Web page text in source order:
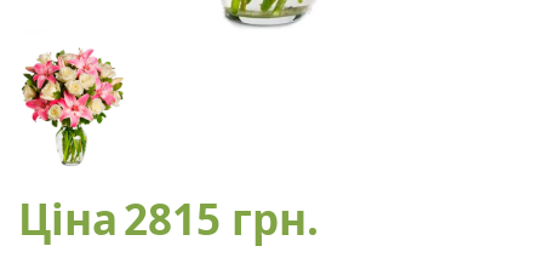
Ціна2815 грн.